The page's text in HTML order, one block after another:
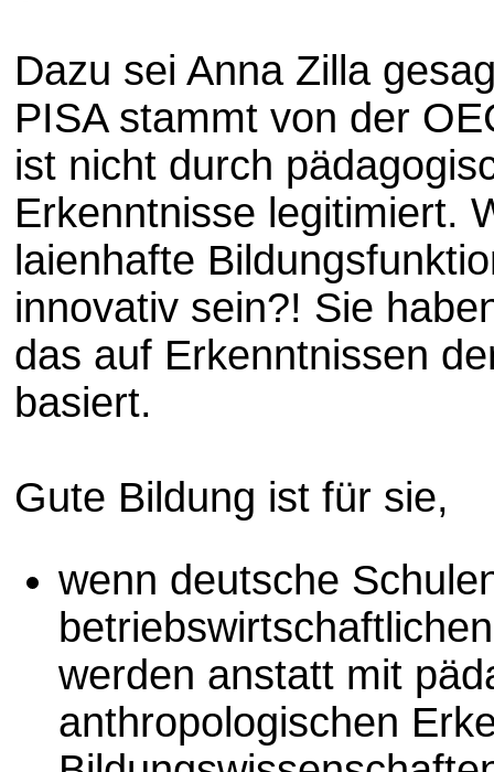
Dazu sei Anna Zilla
PISA stammt von der
ist nicht durch
Erkenntnisse legitimiert.
laienhafte
innovativ sein?! Sie
das auf Erkenntnissen
basiert.
Gute Bildung ist für sie,
wenn deutsche
werden anstatt mit
anthropologischen